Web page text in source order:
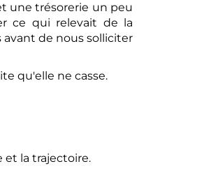
une trésorerie un peu
ce qui relevait de la
de nous solliciter
qu'elle ne casse.
et la trajectoire.